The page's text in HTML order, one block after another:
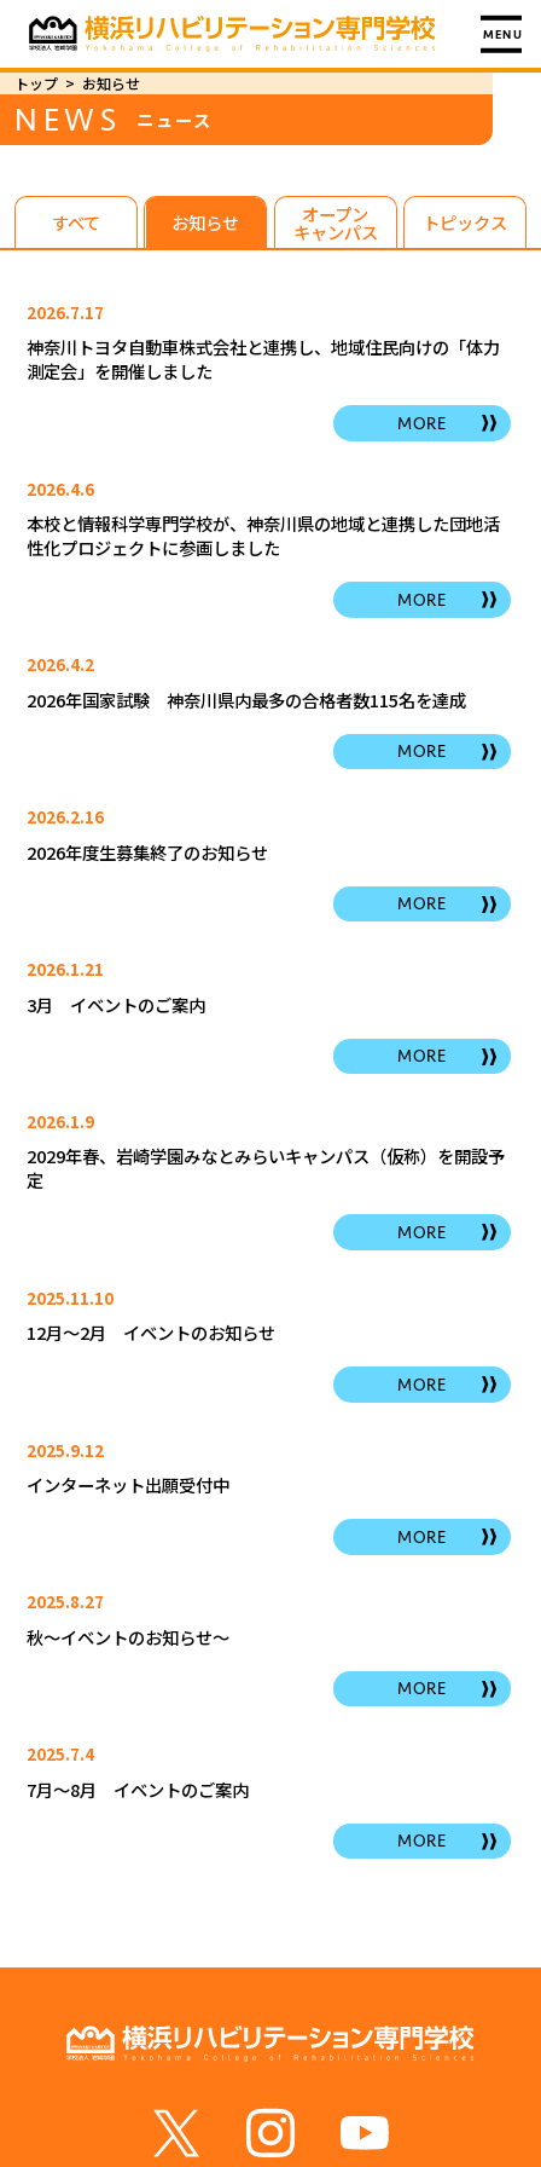
MENU
トップ > お知らせ
NEWS ニュース
すべて お知らせ オープン
キャンパス トピックス
2026.7.17
神奈川トヨタ自動車株式会社と連携し、地域住民向けの「体力
測定会」を開催しました
MORE
2026.4.6
本校と情報科学専門学校が、神奈川県の地域と連携した団地活
性化プロジェクトに参画しました
MORE
2026.4.2
2026年国家試験 神奈川県内最多の合格者数115名を達成
MORE
2026.2.16
2026年度生募集終了のお知らせ
MORE
2026.1.21
3月 イベントのご案内
MORE
2026.1.9
2029年春、岩崎学園みなとみらいキャンパス（仮称）を開設予
定
MORE
2025.11.10
12月～2月 イベントのお知らせ
MORE
2025.9.12
インターネット出願受付中
MORE
2025.8.27
秋～イベントのお知らせ～
MORE
2025.7.4
7月～8月 イベントのご案内
MORE